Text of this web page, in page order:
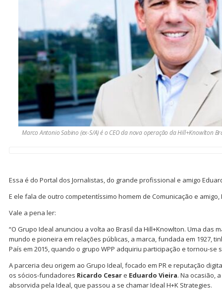
Marco Antonio Sabino (ex-S/A) é o CEO da nova operação da Hill+Knowlton
Essa é do Portal dos Jornalistas, do grande profissional e amigo
E ele fala de outro competentíssimo homem de Comunicação e
Vale a pena ler:
“O Grupo Ideal anunciou a volta ao Brasil da Hill+Knowlton. Uma das
mundo e pioneira em relações públicas, a marca, fundada em 1927,
País em 2015, quando o grupo WPP adquiriu participação e tornou-se
A parceria deu origem ao Grupo Ideal, focado em PR e reputação
os sócios-fundadores Ricardo Cesare Eduardo Vieira. Na ocasião,
absorvida pela Ideal, que passou a se chamar Ideal H+K Strategies.